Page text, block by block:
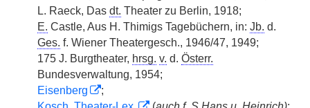
L. Raeck, Das dt. Theater zu Berlin, 1918;
E. Castle, Aus H. Thimigs Tagebüchern, in: Jb. d.
Ges. f. Wiener Theatergesch., 1946/47, 1949;
175 J. Burgtheater, hrsg. v. d. Österr.
Bundesverwaltung, 1954;
Eisenberg
;